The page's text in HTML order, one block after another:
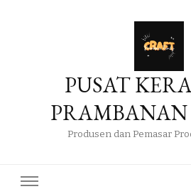
PUSAT
Produsen dan Pemasar